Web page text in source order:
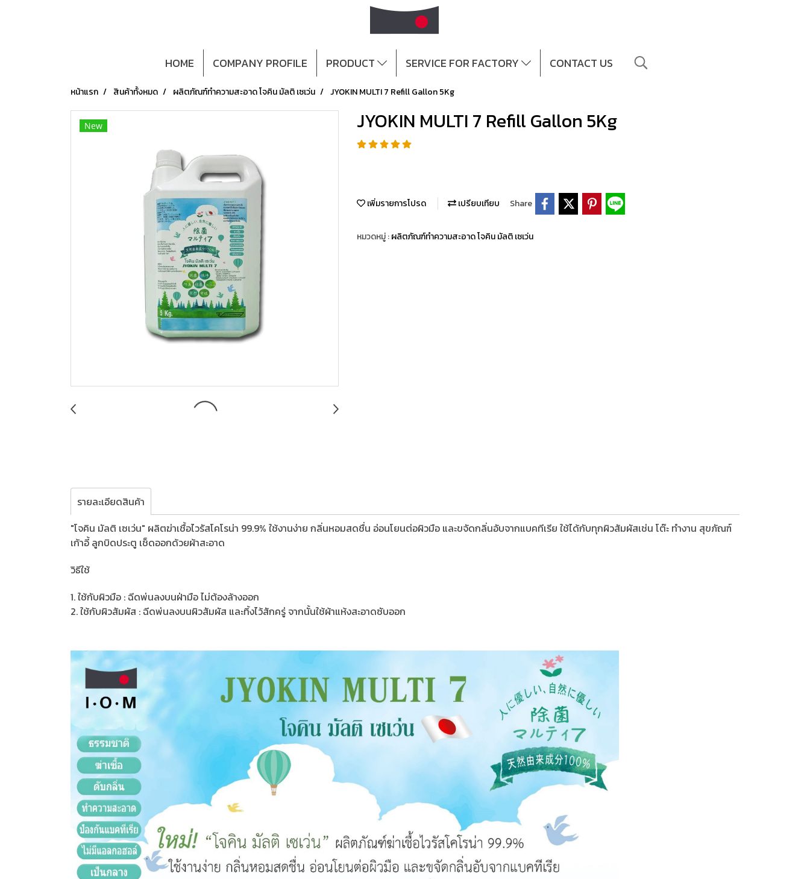
HOME COMPANY PROFILE PRODUCT SERVICE FOR FACTORY CONTACT US
หน้าแรก สินค้าทั้งหมด ผลิตภัณฑ์ทำความสะอาด โจคิน มัลติ เซเว่น JYOKIN MULTI 7 Refill Gallon 5Kg
New JYOKIN MULTI 7 Refill Gallon 5Kg
เพิ่มรายการโปรด เปรียบเทียบ Share
หมวดหมู่ :ผลิตภัณฑ์ทำความสะอาด โจคิน มัลติ เซเว่น
รายละเอียดสินค้า
"โจคิน มัลติ เซเว่น" ผลิตฆ่าเชื้อไวรัสโคโรน่า 99.9% ใช้งานง่าย กลิ่นหอมสดชื่น อ่อนโยนต่อผิวมือ และขจัดกลิ่นอับจากแบคทีเรีย ใช้ได้กับทุกผิวสัมผัสเช่น โต๊ะ ทำงาน สุขภัณฑ์
เก้าอี้ ลูกบิดประตู เช็ดออกด้วยผ้าสะอาด
วิธีใช้
1. ใช้กับผิวมือ : ฉีดพ่นลงบนฝ่ามือ ไม่ต้องล้างออก
2. ใช้กับผิวสัมผัส : ฉีดพ่นลงบนผิวสัมผัส และทิ้งไว้สักครู่ จากนั้นใช้ผ้าแห้งสะอาดซับออก